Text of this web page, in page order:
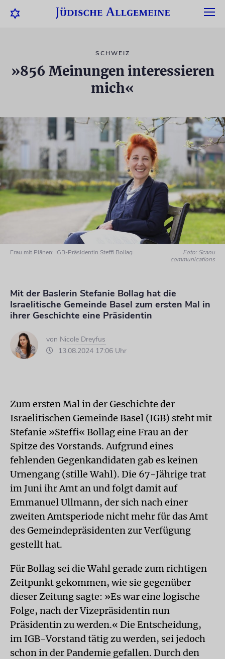
SCHWEIZ
»856 Meinungen interessieren
mich«
Frau mit Plänen: IGB-Präsidentin Steffi Bollag
Foto: Scanu
communications
Mit der Baslerin Stefanie Bollag hat die
Israelitische Gemeinde Basel zum ersten Mal in
ihrer Geschichte eine Präsidentin
von Nicole Dreyfus
13.08.2024 17:06 Uhr
Zum ersten Mal in der Geschichte der
Israelitischen Gemeinde Basel (IGB) steht mit
Stefanie »Steffi« Bollag eine Frau an der
Spitze des Vorstands. Aufgrund eines
fehlenden Gegenkandidaten gab es keinen
Urnengang (stille Wahl). Die 67-Jährige trat
im Juni ihr Amt an und folgt damit auf
Emmanuel Ullmann, der sich nach einer
zweiten Amtsperiode nicht mehr für das Amt
des Gemeindepräsidenten zur Verfügung
gestellt hat.
Für Bollag sei die Wahl gerade zum richtigen
Zeitpunkt gekommen, wie sie gegenüber
dieser Zeitung sagte: »Es war eine logische
Folge, nach der Vizepräsidentin nun
Präsidentin zu werden.« Die Entscheidung,
im IGB-Vorstand tätig zu werden, sei jedoch
schon in der Pandemie gefallen. Durch den